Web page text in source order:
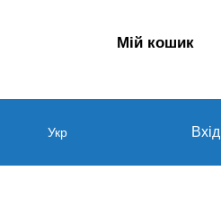
Мій кошик
Укр Вхід